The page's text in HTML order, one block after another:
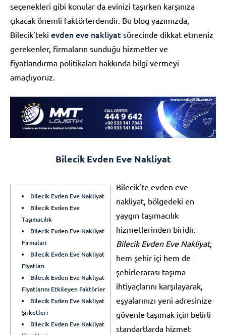
seçenekleri gibi konular da evinizi taşırken karşınıza
çıkacak önemli faktörlerdendir. Bu blog yazımızda,
Bilecik’teki evden eve nakliyat sürecinde dikkat etmeniz
gerekenler, firmaların sunduğu hizmetler ve
fiyatlandırma politikaları hakkında bilgi vermeyi
amaçlıyoruz.
Bilecik Evden Eve Nakliyat
Bilecik Evden Eve Nakliyat
Bilecik Evden Eve
Taşımacılık
Bilecik Evden Eve Nakliyat
Firmaları
Bilecik Evden Eve Nakliyat
Fiyatları
Bilecik Evden Eve Nakliyat
Fiyatlarını Etkileyen Faktörler
Bilecik Evden Eve Nakliyat
Şirketleri
Bilecik Evden Eve Nakliyat
Bilecik’te evden eve
nakliyat, bölgedeki en
yaygın taşımacılık
hizmetlerinden biridir.
Bilecik Evden Eve Nakliyat,
hem şehir içi hem de
şehirlerarası taşıma
ihtiyaçlarını karşılayarak,
eşyalarınızı yeni adresinize
güvenle taşımak için belirli
standartlarda hizmet